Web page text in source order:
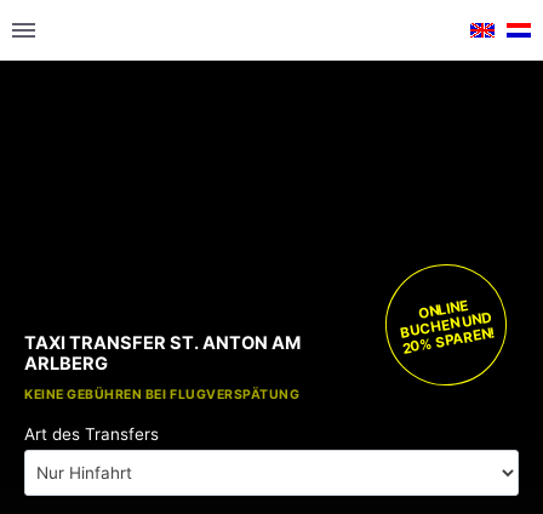
KOSTENLOSE KINDERSITZE
KEINE GEBÜHREN BEI FLUGVERSPÄTUNG
TAXI TRANSFER ST. ANTON AM
ARLBERG
ONLINE
BUCHEN UND
20% SPAREN!
Art des Transfers